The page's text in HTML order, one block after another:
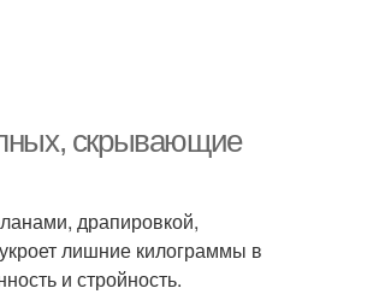
скрывающие
драпировкой,
лишние килограммы в
и стройность.